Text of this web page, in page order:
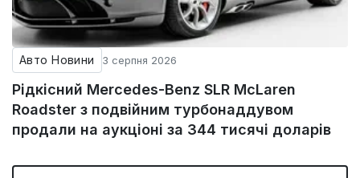
Авто Новини 3 серпня 2026
Рідкісний Mercedes-Benz SLR McLaren
Roadster з подвійним турбонаддувом
продали на аукціоні за 344 тисячі доларів